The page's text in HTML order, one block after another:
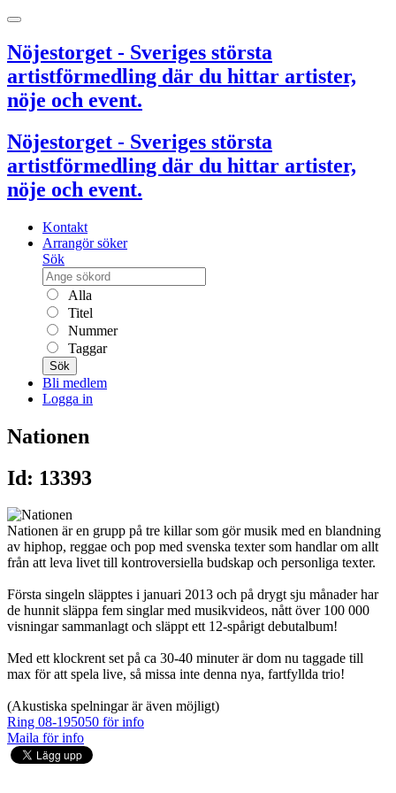
Nöjestorget - Sveriges största
artistförmedling där du hittar artister,
nöje och event.
Nöjestorget - Sveriges största
artistförmedling där du hittar artister,
nöje och event.
Kontakt
Arrangör söker
Sök
Alla
Titel
Nummer
Taggar
Sök
Bli medlem
Logga in
Nationen
Id: 13393
Nationen är en grupp på tre killar som gör musik med en blandning
av hiphop, reggae och pop med svenska texter som handlar om allt
från att leva livet till kontroversiella budskap och personliga texter.
Första singeln släpptes i januari 2013 och på drygt sju månader har
de hunnit släppa fem singlar med musikvideos, nått över 100 000
visningar sammanlagt och släppt ett 12-spårigt debutalbum!
Med ett klockrent set på ca 30-40 minuter är dom nu taggade till
max för att spela live, så missa inte denna nya, fartfyllda trio!
(Akustiska spelningar är även möjligt)
Ring 08-195050 för info
Maila för info